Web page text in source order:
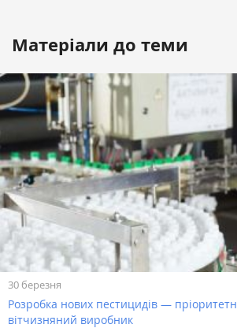
Матеріали до теми
30 березня
Розробка нових пестицидів —
вітчизняний виробник